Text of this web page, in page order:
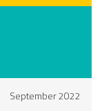
September 2022